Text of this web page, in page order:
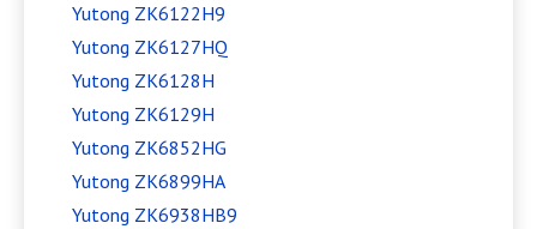
Yutong ZK6122H9
Yutong ZK6127HQ
Yutong ZK6128H
Yutong ZK6129H
Yutong ZK6852HG
Yutong ZK6899HA
Yutong ZK6938HB9